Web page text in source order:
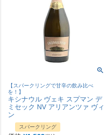
【スパークリングで甘辛の飲み比べ
を！】
キシナウル ヴェキ スプマン デ
ミセック NV アリアンツァ ヴィ
ン
スパークリング